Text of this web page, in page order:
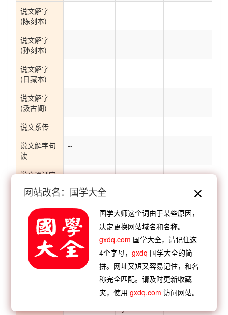
说文解字
(陈刻本)
--
说文解字
(孙刻本)
--
说文解字
(日藏本)
--
说文解字
(汲古阁)
--
说文系传
--
说文解字句
读
--
说文通训定
--
说文解字义
--
说文解字诂
--
经籍籑诂
下栏 第19
字
文字版
网站改名：国学大全
国学大师这个词由于某些原因，
决定更换网站域名和名称。
gxdq.com 国学大全，请记住这
4个字母，gxdq 国学大全的简
拼。网址又短又容易记住，和名
称完全匹配。请及时更新收藏
夹，使用gxdq.com 访问网站。